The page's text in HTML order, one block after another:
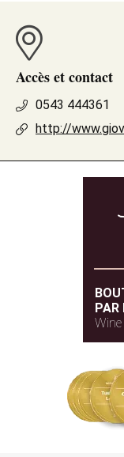
Accès et contact
0543 444361
http://
PAR